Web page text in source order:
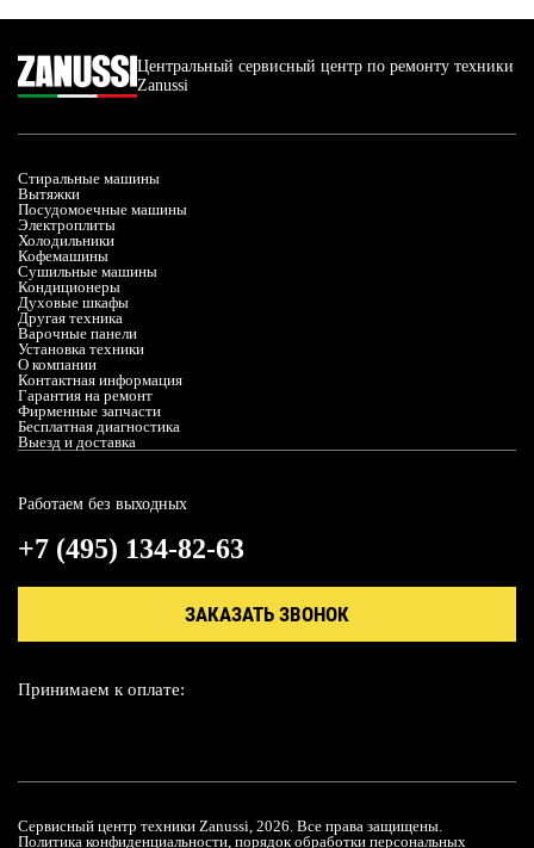
Центральный сервисный центр по ремонту техники
Zanussi
Стиральные машины
Вытяжки
Посудомоечные машины
Электроплиты
Холодильники
Кофемашины
Сушильные машины
Кондиционеры
Духовые шкафы
Другая техника
Варочные панели
Установка техники
О компании
Контактная информация
Гарантия на ремонт
Фирменные запчасти
Бесплатная диагностика
Выезд и доставка
Работаем без выходных
+7 (495) 134-82-63
ЗАКАЗАТЬ ЗВОНОК
Принимаем к оплате:
Сервисный центр техники Zanussi, 2026. Все права защищены.
Политика конфиденциальности, порядок обработки персональных